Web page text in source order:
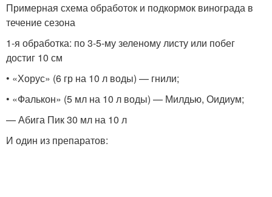
Примерная схема обработок и подкормок винограда в
течение сезона
1-я обработка: по 3-5-му зеленому листу или побег
достиг 10 см
• «Хорус» (6 гр на 10 л воды) — гнили;
• «Фалькон» (5 мл на 10 л воды) — Милдью, Оидиум;
— Абига Пик 30 мл на 10 л
И один из препаратов: